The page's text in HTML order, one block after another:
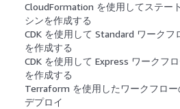
CloudFormation を使用してステー
シンを作成する
CDK を使用して Standard ワークフ
を作成する
CDK を使用して Express ワークフ
を作成する
Terraform を使用したワークフロー
デプロイ